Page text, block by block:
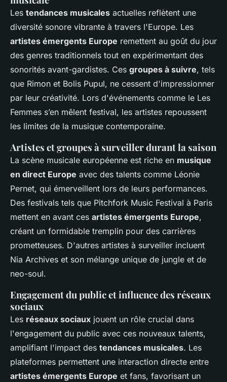
Les tendances musicales actuelles reflètent une
diversité sonore vibrante à travers l'Europe. Les
artistes émergents Europe remettent au goût du jour
des genres traditionnels tout en expérimentant des
sonorités avant-gardistes. Ces groupes à suivre, tels
que Rimon et Bolis Pupul, ne cessent d'impressionner
par leur créativité. Lors d'événements comme le Les
Femmes s’en mêlent festival, les artistes repoussent
les limites de la musique contemporaine.
Artistes et groupes à surveiller durant la saison
La scène musicale européenne est riche en musique
en direct Europe avec des talents comme Léonie
Pernet, qui émerveillent lors de leurs performances.
Des festivals tels que Pitchfork Music Festival à Paris
mettent en avant ces artistes émergents Europe,
créant un formidable tremplin pour des carrières
prometteuses. D'autres artistes à surveiller incluent
Nia Archives et son mélange unique de jungle et de
neo-soul.
Engagement du public et influence des réseaux
sociaux
Les réseaux sociaux jouent un rôle crucial dans
l'engagement du public avec ces nouveaux talents,
amplifiant l'impact des tendances musicales. Les
plateformes permettent une interaction directe entre
artistes émergents Europe et fans, favorisant un